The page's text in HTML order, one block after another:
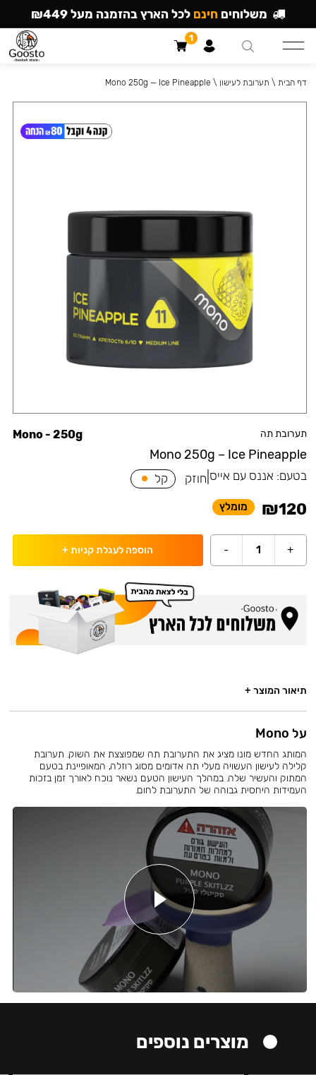
תערובת תה
Mono 250g – Ice Pineapple
Mono - 250g
בטעם: אננס עם אייס חוזק קל
₪120 מומלץ
+
1
- הוספה לעגלת קניות +
דף הבית \ תערובת לעישון \
Mono 250g — Ice Pineapple
תיאור המוצר +
על Mono
המותג החדש מונו מציג את התערובת תה שמפוצצת את השוק. תערובת
קלילה לעישון העשויה מעלי תה אדומים מסוג רוזלה, המאופיינת בטעם
המתוק והעשיר שלה. במהלך העישון הטעם נשאר נוכח לאורך זמן בזכות
העמידות היחסית גבוהה של התערובת לחום.
מוצרים נוספים
משלוחים חינם לכל הארץ בהזמנה מעל ₪449
1